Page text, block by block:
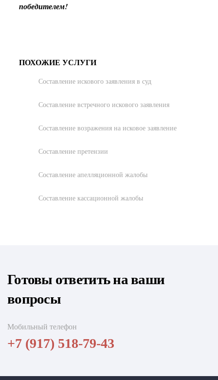
победителем!
ПОХОЖИЕ УСЛУГИ
Составление искового заявления в суд
Составление встречного искового заявления
Составление возражения на исковое заявление
Составление претензии
Составление апелляционной жалобы
Составление кассационной жалобы
Готовы ответить на ваши
вопросы
Мобильный телефон
+7 (917) 518-79-43